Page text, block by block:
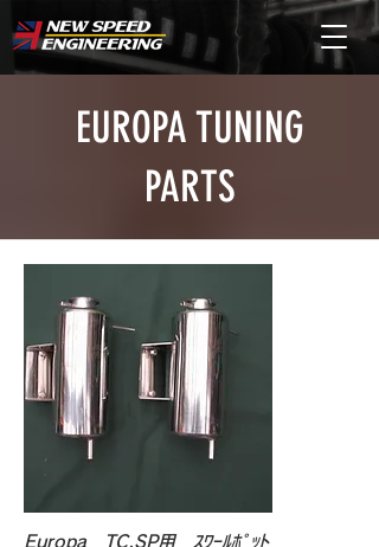
EUROPA TUNING
PARTS
Europa TC,SP用 ｽﾜｰﾙﾎﾟｯﾄ